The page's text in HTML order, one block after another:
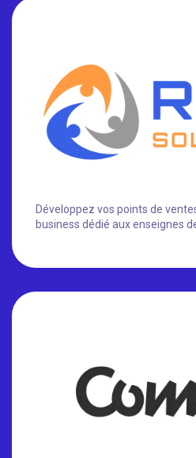
Développez vos points de
business dédié aux enseignes